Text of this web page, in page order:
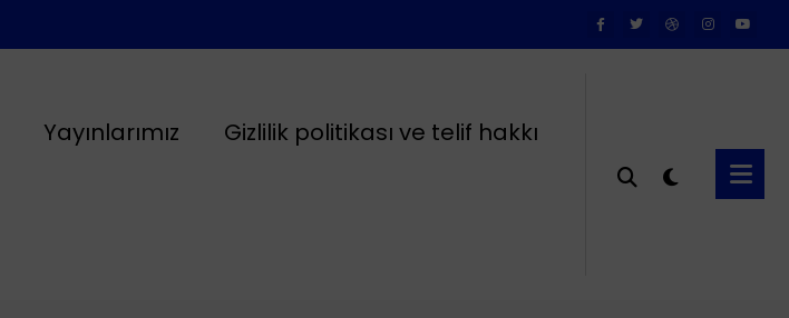
Yayınlarımız Gizlilik politikası ve telif hakkı